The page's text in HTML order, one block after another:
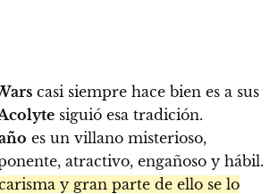
casi siempre hace bien es a sus
siguió esa tradición.
es un villano misterioso,
atractivo, engañoso y hábil.
y gran parte de ello se lo